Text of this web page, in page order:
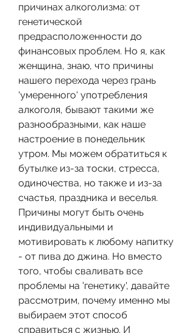
причинах алкоголизма: от
генетической
предрасположенности до
финансовых проблем. Но я, как
женщина, знаю, что причины
нашего перехода через грань
'умеренного' употребления
алкоголя, бывают такими же
разнообразными, как наше
настроение в понедельник
утром. Мы можем обратиться к
бутылке из-за тоски, стресса,
одиночества, но также и из-за
счастья, праздника и веселья.
Причины могут быть очень
индивидуальными и
мотивировать к любому напитку
- от пива до джина. Но вместо
того, чтобы сваливать все
проблемы на 'генетику', давайте
рассмотрим, почему именно мы
выбираем этот способ
справиться с жизнью. И